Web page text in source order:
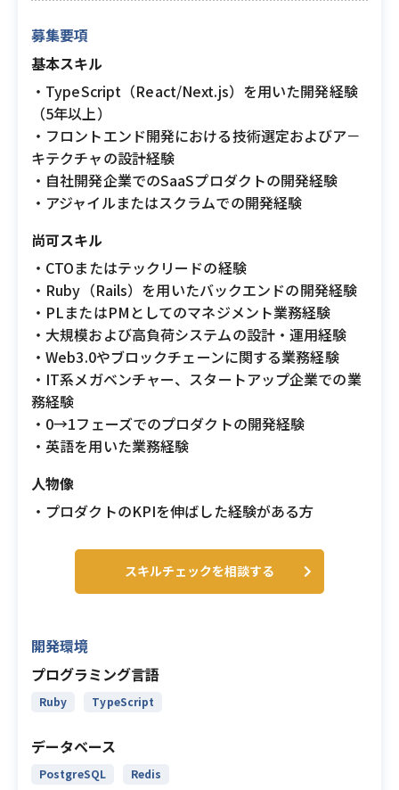
募集要項
基本スキル
・TypeScript（React/Next.js）を用いた開発経験
（5年以上）
・フロントエンド開発における技術選定およびア－
キテクチャの設計経験
・自社開発企業でのSaaSプロダクトの開発経験
・アジャイルまたはスクラムでの開発経験
尚可スキル
・CTOまたはテックリードの経験
・Ruby（Rails）を用いたバックエンドの開発経験
・PLまたはPMとしてのマネジメント業務経験
・大規模および高負荷システムの設計・運用経験
・Web3.0やブロックチェーンに関する業務経験
・IT系メガベンチャー、スタートアップ企業での業
務経験
・0→1フェーズでのプロダクトの開発経験
・英語を用いた業務経験
人物像
・プロダクトのKPIを伸ばした経験がある方
スキルチェックを相談する
開発環境
プログラミング言語
Ruby TypeScript
データベース
PostgreSQL Redis